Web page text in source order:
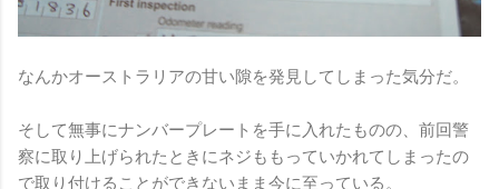
なんかオーストラリアの甘い隙を発見してしまった気分だ。
そして無事にナンバープレートを手に入れたものの、前回警
察に取り上げられたときにネジももっていかれてしまったの
で取り付けることができないまま今に至っている。